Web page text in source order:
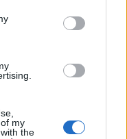
my
the
concrète de la
adepte d’un mode
biologiques et
de l’environnement.
et de maman
pratiques, fiables et
de mieux naviguer
tout en adoptant des